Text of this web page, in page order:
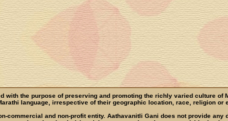
with the purpose of preserving and promoting the richly varied culture of
language, irrespective of their geographic location, race, religion or
commercial and non-profit entity. Aathavanitli Gani does not provide any